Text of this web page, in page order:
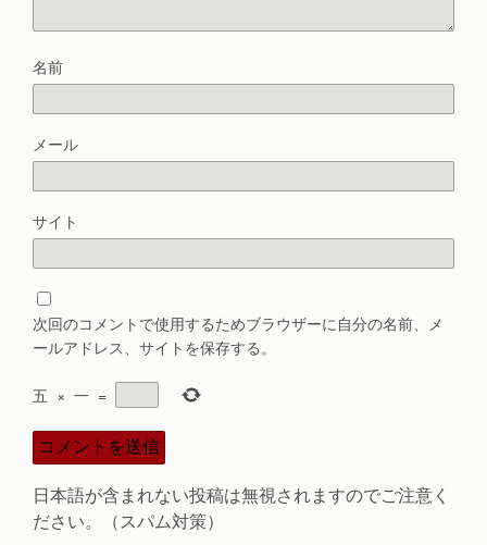
名前
メール
サイト
次回のコメントで使用するためブラウザーに自分の名前、メ
ールアドレス、サイトを保存する。
五 × 一 =
日本語が含まれない投稿は無視されますのでご注意く
ださい。（スパム対策）